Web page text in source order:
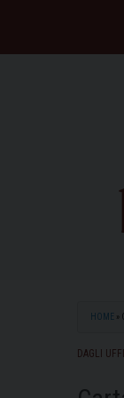
content
HOME »
DAGLI